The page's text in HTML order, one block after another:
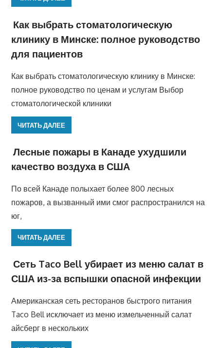
Как выбрать стоматологическую
клинику в Минске: полное руководство
для пациентов
Как выбрать стоматологическую клинику в Минске:
полное руководство по ценам и услугам Выбор
стоматологической клиники
ЧИТАТЬ ДАЛЕЕ
Лесные пожары в Канаде ухудшили
качество воздуха в США
По всей Канаде полыхает более 800 лесных
пожаров, а вызванный ими смог распространился на
юг,
ЧИТАТЬ ДАЛЕЕ
Сеть Taco Bell убирает из меню салат в
США из-за вспышки опасной инфекции
Американская сеть ресторанов быстрого питания
Taco Bell исключает из меню измельченный салат
айсберг в нескольких